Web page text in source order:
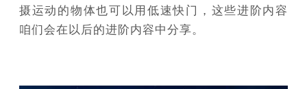
摄运动的物体也可以用低速快门，这些进阶内容
咱们会在以后的进阶内容中分享。